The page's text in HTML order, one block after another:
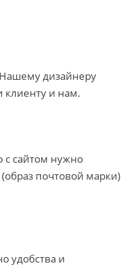
Нашему дизайнеру
клиенту и нам.
с сайтом нужно
почтовой марки)
удобства и